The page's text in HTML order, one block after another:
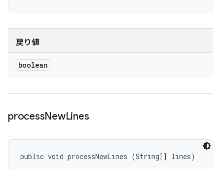
戻り値
boolean
processNewLines
public void processNewLines (String[] lines)